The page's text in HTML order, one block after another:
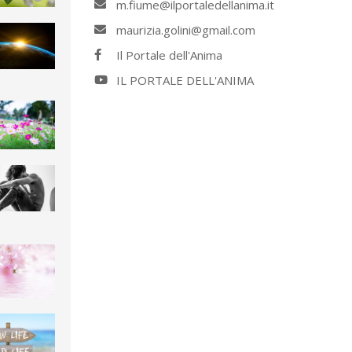
m.fiume@ilportaledellanima.it
maurizia.golini@gmail.com
Il Portale dell'Anima
IL PORTALE DELL'ANIMA